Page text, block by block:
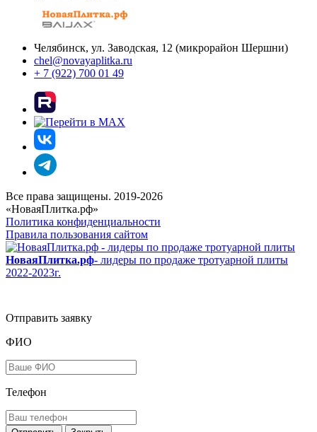
Челябинск, ул. Заводская, 12 (микрорайон Шершни)
chel@novayaplitka.ru
+ 7 (922) 700 01 49
Все права защищены. 2019-2026
«НоваяПлитка.рф»
Политика конфиденциальности
Правила пользования сайтом
НоваяПлитка.рф- лидеры по продаже тротуарной плиты
2022-2023г.
Отправить заявку
ФИО
Телефон